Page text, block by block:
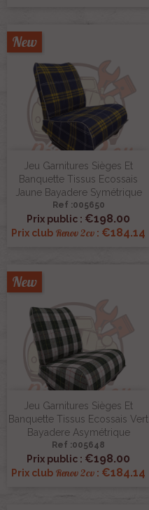
Jeu Garnitures Sièges Et
Banquette Tissus Ecossais
Jaune Bayadere Symétrique
Ref :005650
Prix public : €198.00
Prix club Renov 2cv : €184.14
New
Jeu Garnitures Sièges Et
Banquette Tissus Ecossais Vert
Bayadere Asymétrique
Ref :005648
Prix public : €198.00
Prix club Renov 2cv : €184.14
New